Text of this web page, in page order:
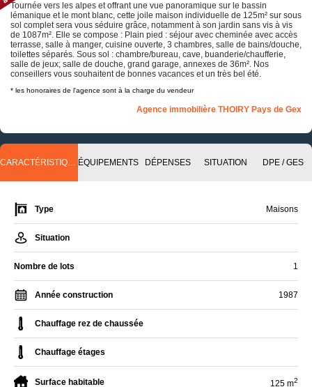
Tournée vers les alpes et offrant une vue panoramique sur le bassin
lémanique et le mont blanc, cette joile maison individuelle de 125m² sur sous
sol complet sera vous séduire grâce, notamment à son jardin sans vis à vis
de 1087m². Elle se compose : Plain pied : séjour avec cheminée avec accès
terrasse, salle à manger, cuisine ouverte, 3 chambres, salle de bains/douche,
toilettes séparés. Sous sol : chambre/bureau, cave, buanderie/chaufferie,
salle de jeux; salle de douche, grand garage, annexes de 36m². Nos
conseillers vous souhaitent de bonnes vacances et un très bel été.
* les honoraires de l'agence sont à la charge du vendeur
Agence immobilière THOIRY Pays de Gex
CARACTÉRISTIQUES ÉQUIPEMENTS DÉPENSES SITUATION DPE / GES
Type Maisons
Situation
Nombre de lots 1
Année construction 1987
Chauffage rez de chaussée
Chauffage étages
Surface habitable 125 m2